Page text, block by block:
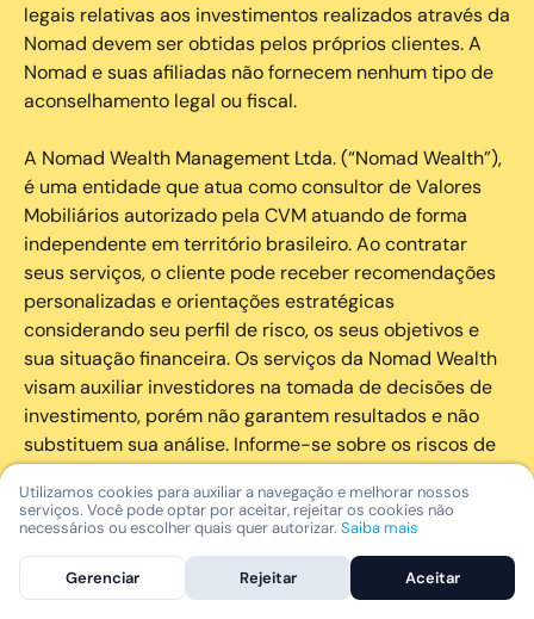
legais relativas aos investimentos realizados através da
Nomad devem ser obtidas pelos próprios clientes. A
Nomad e suas afiliadas não fornecem nenhum tipo de
aconselhamento legal ou fiscal.
A Nomad Wealth Management Ltda. (“Nomad Wealth”),
é uma entidade que atua como consultor de Valores
Mobiliários autorizado pela CVM atuando de forma
independente em território brasileiro. Ao contratar
seus serviços, o cliente pode receber recomendações
personalizadas e orientações estratégicas
considerando seu perfil de risco, os seus objetivos e
sua situação financeira. Os serviços da Nomad Wealth
visam auxiliar investidores na tomada de decisões de
investimento, porém não garantem resultados e não
substituem sua análise. Informe-se sobre os riscos de
cada investimento e invista com responsabilidade.
As marcas registradas, logotipos e marcas de serviço
que aparecem nos Serviços, incluindo, mas não se
limitando à marca registrada “Nomad” são marcas
Utilizamos cookies para auxiliar a navegação e melhorar nossos
serviços. Você pode optar por aceitar, rejeitar os cookies não
necessários ou escolher quais quer autorizar. Saiba mais
Gerenciar Rejeitar Aceitar